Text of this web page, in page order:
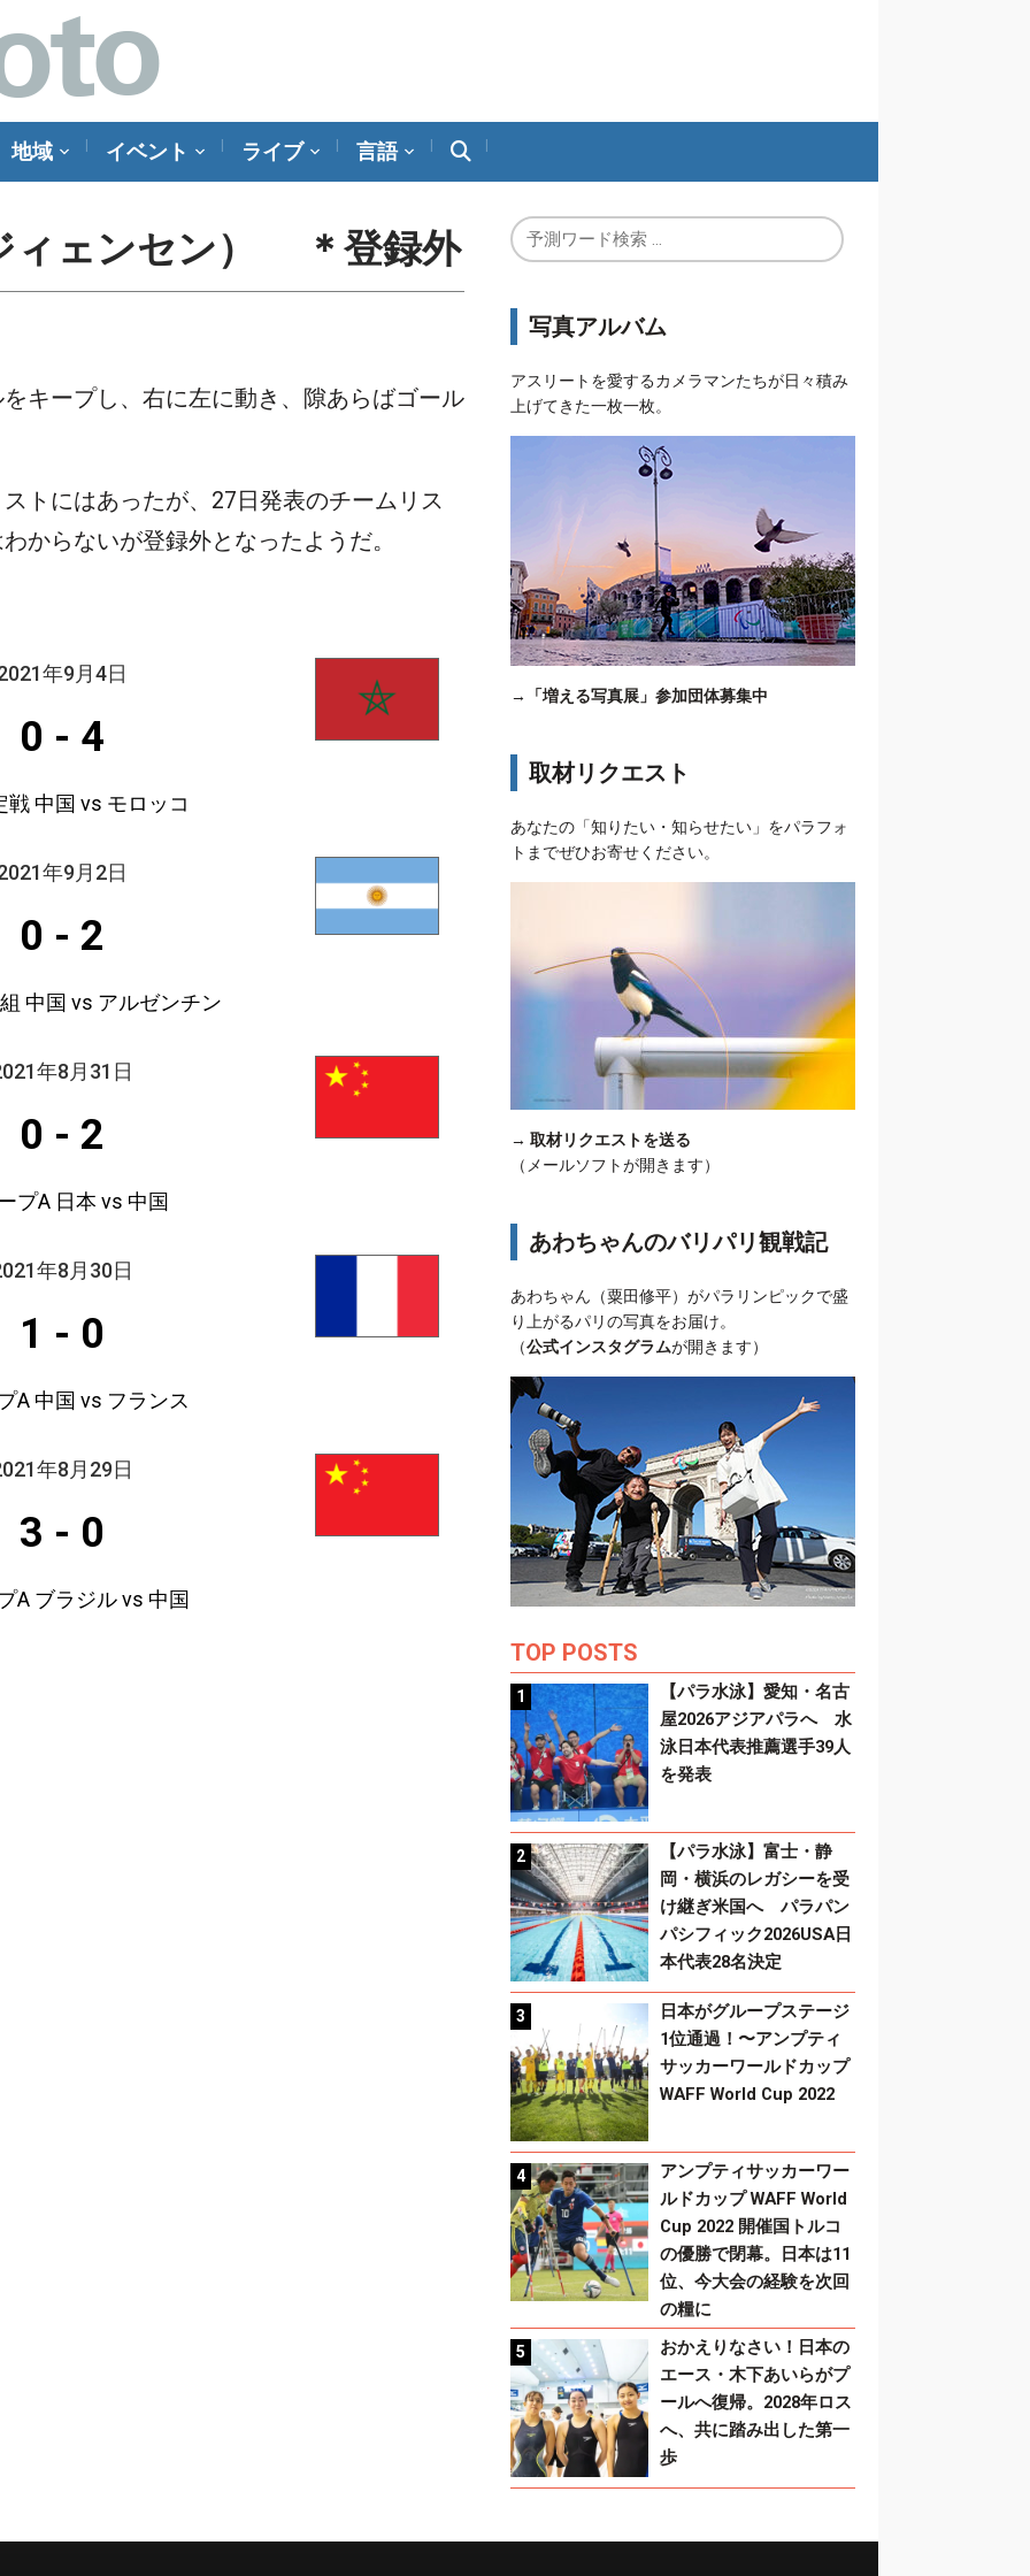
地域 イベント ライブ 言語
ィェンセン） ＊登録外
キープし、右に左に動き、隙あらばゴール
トにはあったが、27日発表のチームリス
からないが登録外となったようだ。
年9月4日
0 - 4
戦 中国 vs モロッコ
年9月2日
0 - 2
中国 vs アルゼンチン
年8月31日
0 - 2
プA 日本 vs 中国
年8月30日
1 - 0
A 中国 vs フランス
年8月29日
3 - 0
A ブラジル vs 中国
写真アルバム
アスリートを愛するカメラマンたちが日々積み
上げてきた一枚一枚。
→ 「増える写真展」参加団体募集中
取材リクエスト
あなたの「知りたい・知らせたい」をパラフォ
トまでぜひお寄せください。
→ 取材リクエストを送る
（メールソフトが開きます）
あわちゃんのバリパリ観戦記
あわちゃん（粟田修平）がパラリンピックで盛
り上がるパリの写真をお届け。
（公式インスタグラムが開きます）
TOP POSTS
【パラ水泳】愛知・名古
屋2026アジアパラへ 水
泳日本代表推薦選手39人
を発表
【パラ水泳】富士・静
岡・横浜のレガシーを受
け継ぎ米国へ パラパン
パシフィック2026USA日
本代表28名決定
日本がグループステージ
1位通過！〜アンプティ
サッカーワールドカップ
WAFF World Cup 2022
アンプティサッカーワー
ルドカップ WAFF World
Cup 2022 開催国トルコ
の優勝で閉幕。日本は11
位、今大会の経験を次回
の糧に
おかえりなさい！日本の
エース・木下あいらがプ
ールへ復帰。2028年ロス
へ、共に踏み出した第一
歩